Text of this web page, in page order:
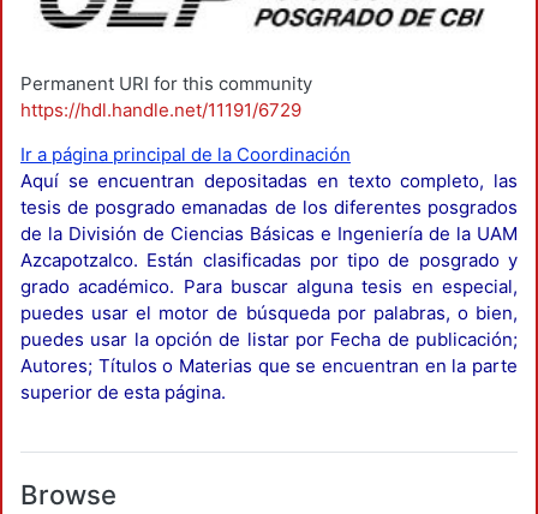
Permanent URI for this community
https://hdl.handle.net/11191/6729
Ir a página principal de la Coordinación
Aquí se encuentran depositadas en texto completo, las
tesis de posgrado emanadas de los diferentes posgrados
de la División de Ciencias Básicas e Ingeniería de la UAM
Azcapotzalco. Están clasificadas por tipo de posgrado y
grado académico. Para buscar alguna tesis en especial,
puedes usar el motor de búsqueda por palabras, o bien,
puedes usar la opción de listar por Fecha de publicación;
Autores; Títulos o Materias que se encuentran en la parte
superior de esta página.
Browse